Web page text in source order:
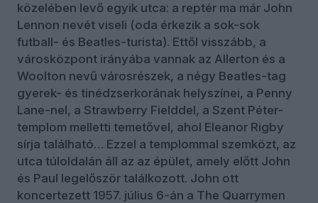
közelében levő egyik utca: a reptér ma már John
Lennon nevét viseli (oda érkezik a sok-sok
futball- és Beatles-turista). Ettől visszább, a
városközpont irányába vannak az Allerton és a
Woolton nevű városrészek, a négy Beatles-tag
gyerek- és tinédzserkorának helyszínei, a Penny
Lane-nel, a Strawberry Fielddel, a Szent Péter-
templom melletti temetővel, ahol Eleanor Rigby
sírja található… Ezzel a templommal szemközt, az
utca túloldalán áll az az épület, amely előtt John
és Paul legelőször találkozott. John ott
koncertezett 1957. július 6-án a The Quarrymen